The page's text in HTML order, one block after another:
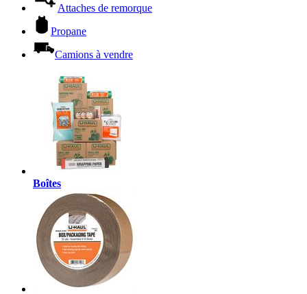
Attaches de remorque
Propane
Camions à vendre
Boîtes